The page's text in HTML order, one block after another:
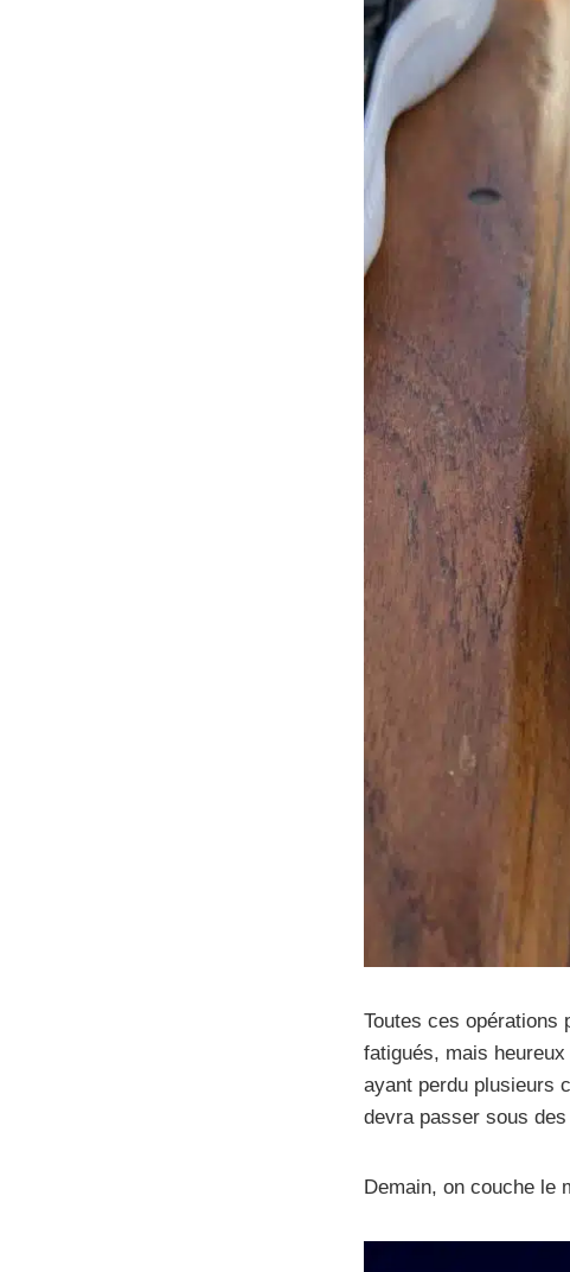
Toutes ces opérations
fatigués, mais
ayant perdu plusieurs
devra passer sous
Demain, on couche le